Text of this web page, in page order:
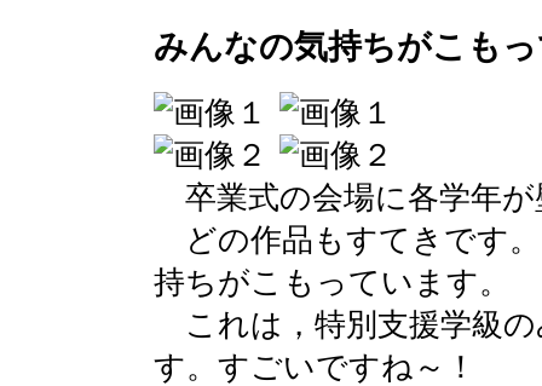
みんなの気持ちがこも
卒業式の会場に各学年
どの作品もすてきです
持ちがこもっています。
これは，特別支援学級
す。すごいですね～！